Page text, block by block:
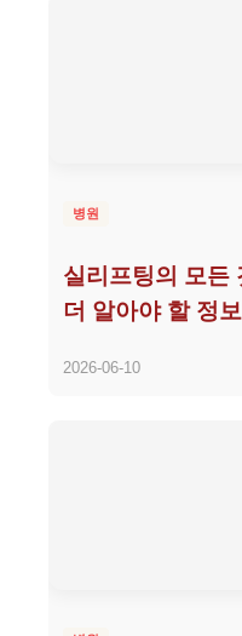
병원
실리프팅의 모든
더 알아야 할 정보
2026-06-10